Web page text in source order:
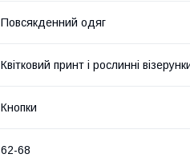
Повсякденний одяг
Квітковий принт і рослинні
Кнопки
62-68